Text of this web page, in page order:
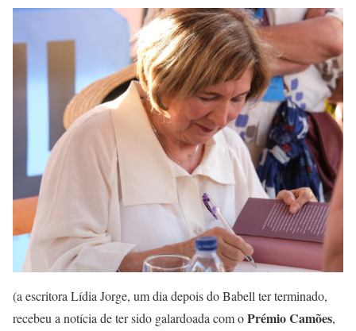
(a escritora Lídia Jorge, um dia depois do Babell ter terminado,
recebeu a notícia de ter sido galardoada com oPrémio Camões,